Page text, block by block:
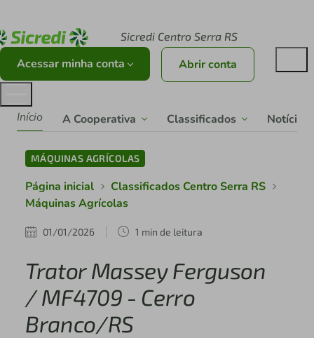
Sicredi Centro Serra RS
Acessar minha conta Abrir conta
Início A Cooperativa Classificados Notícias
MÁQUINAS AGRÍCOLAS
Página inicial
Classificados Centro Serra RS
Máquinas Agrícolas
01/01/2026 1 min de leitura
Trator Massey Ferguson
/ MF4709 - Cerro
Branco/RS